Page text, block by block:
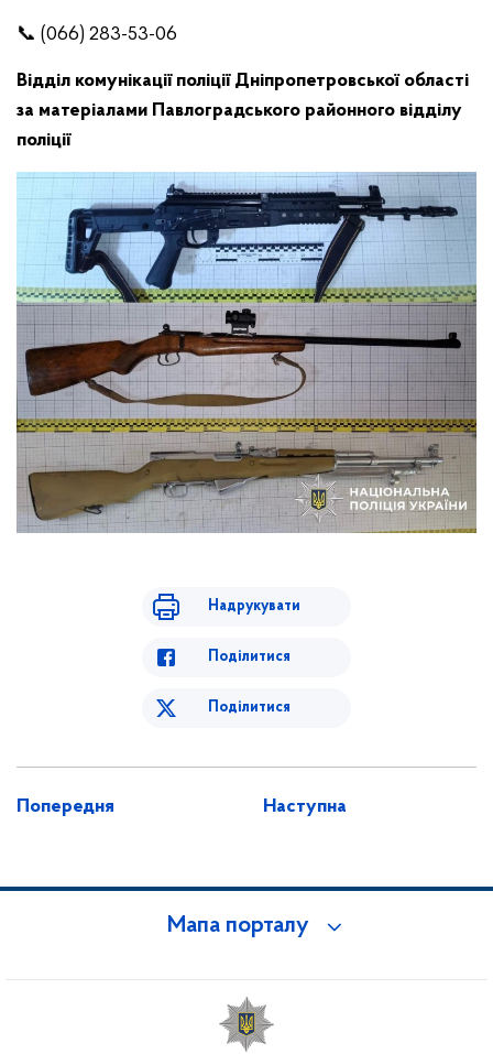
📞 (066) 283-53-06
Відділ комунікації поліції Дніпропетровської області
за матеріалами Павлоградського районного відділу
поліції
Надрукувати
Поділитися
Поділитися
Попередня Наступна
Мапа порталу